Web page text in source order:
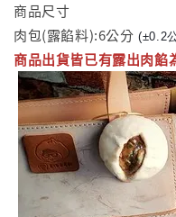
商品尺寸
肉包(露餡料):6公分 (±0.2
商品出貨皆已有露出肉餡